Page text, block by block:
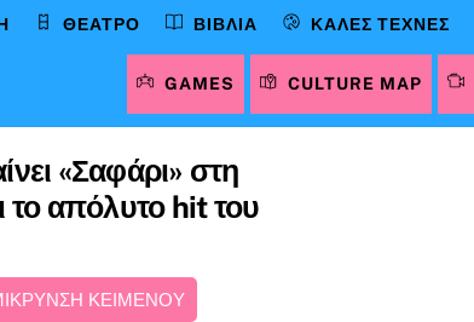
ΘΈΑΤΡΟ ΒΙΒΛΊΑ ΚΑΛΈΣ ΤΈΧΝΕΣ
GAMES CULTURE MAP
«Σαφάρι» στη
το απόλυτο hit του
ΚΕΙΜΕΝΟΥ